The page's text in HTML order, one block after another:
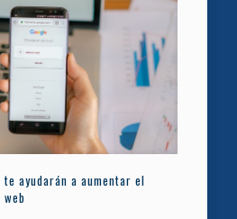
te ayudarán a aumentar el